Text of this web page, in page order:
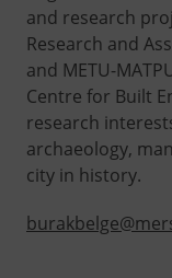
and research
Research and
and METU-
Centre for Built
research
archaeology,
city in history.